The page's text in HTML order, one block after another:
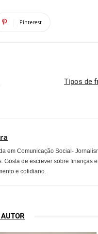
Pinterest
Tipos de
em Comunicação Social-
Gosta de escrever sobre finanças
e cotidiano.